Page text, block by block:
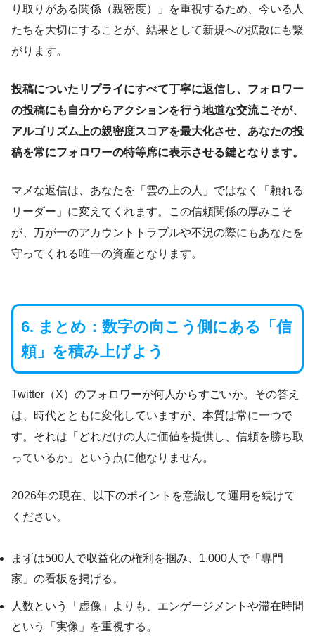
り取りがある関係（親密度）」を重視するため、今いる人
たちを大切にすることが、結果として新規への拡散にも繋
がります。
投稿についたリプライにすべて丁寧に返信し、フォロワー
の投稿にも自分からアクションを行う地道な交流こそが、
アルゴリズム上の親密度スコアを最大化させ、あなたの投
稿を常にフォロワーの特等席に表示させる鍵となります。
マメな返信は、あなたを「雲の上の人」ではなく「頼れる
リーダー」に変えてくれます。この信頼関係の厚みこそ
が、万が一のアカウントトラブルや不況の際にもあなたを
守ってくれる唯一の資産となります。
6. まとめ：数字の向こう側にある「信
頼」を積み上げよう
Twitter（X）のフォロワーが何人からすごいか。その答え
は、時代とともに変化していますが、本質は常に一つで
す。それは「どれだけの人に価値を提供し、信頼を勝ち取
っているか」という点に他なりません。
2026年の現在、以下のポイントを意識して運用を続けて
ください。
まずは500人で収益化の権利を掴み、1,000人で「専門
家」の看板を掲げる。
人数という「虚像」よりも、エンゲージメントや滞在時間
という「実像」を重視する。